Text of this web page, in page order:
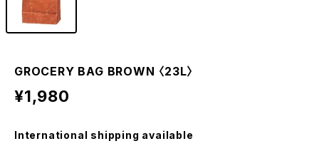
GROCERY BAG BROWN 〈23L〉
¥1,980
International shipping available